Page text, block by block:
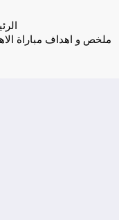
ملخص و اهداف مباراة الاهلي